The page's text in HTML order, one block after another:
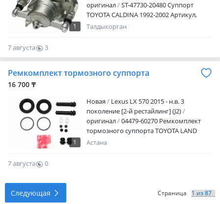
1
оригинал
ST-47730-20480 Суппорт
TOYOTA CALDINA 1992-2002 Артикул,
наименование товара, марка модель
Желтоксан 259 Режим работы: Пн. —
пт.09: 00 — 18: 00 Сб.10: 00 — 17: 00 Вс —
Талдыкорган
7 августа
3
0
Ремкомплект тормозного суппорта
16 700 ₸
1
Новая
Lexus LX 570 2015 - н.в. 3
поколение [2-й рестайлинг] (J2)
оригинал
04479-60270 Ремкомплект
тормозного суппорта TOYOTA LAND
CRUISER 2007-2021 Наличие и
Астана
7 августа
0
Следующая Страница